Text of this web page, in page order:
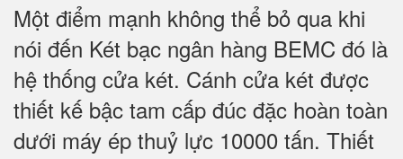
Một điểm mạnh không thể bỏ qua khi
nói đến Két bạc ngân hàng BEMC đó là
hệ thống cửa két. Cánh cửa két được
thiết kế bậc tam cấp đúc đặc hoàn toàn
dưới máy ép thuỷ lực 10000 tấn. Thiết